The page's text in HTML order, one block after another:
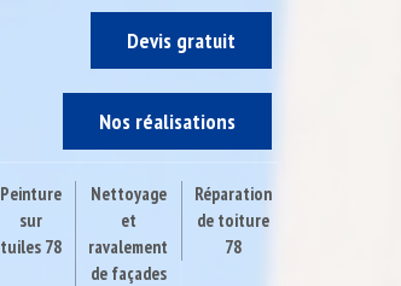
Devis gratuit
Nos réalisations
Peinture
sur
tuiles 78
Nettoyage
et
ravalement
de façades
Réparation
de toiture
78